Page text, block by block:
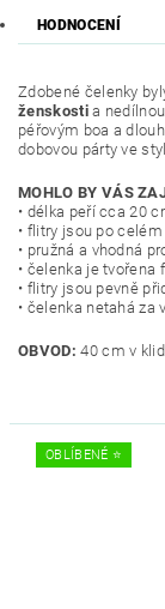
HODNOCENÍ
Zdobené čelenky
ženskostia
péřovým boa a
dobovou párty ve
MOHLO BY VÁS
• délka peří cca 20
• flitry jsou po
• pružná a vhodná
• čelenka je tvořena
• flitry jsou pevně
• čelenka netahá za
OBVOD: 40 cm v
OBLÍBENÉ ⭐️